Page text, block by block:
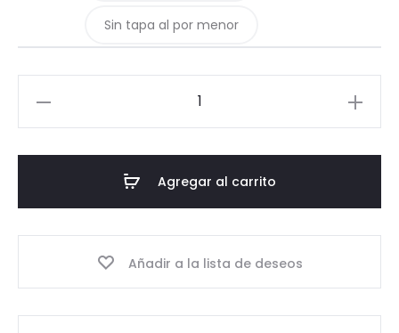
Sin tapa al por menor
Agregar al carrito
Añadir a la lista de deseos